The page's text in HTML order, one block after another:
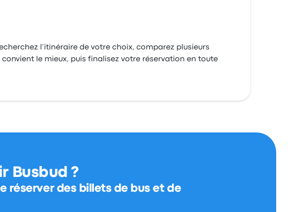
l’itinéraire de votre choix, comparez plusieurs
le mieux, puis finalisez votre réservation en toute
Busbud ?
réserver des billets de bus et de